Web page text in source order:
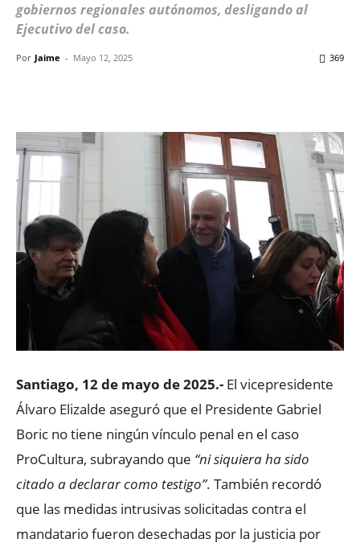
gobiernos regionales autónomos, desligando al
Ejecutivo del caso.
Por Jaime - Mayo 12, 2025 369
Santiago, 12 de mayo de 2025.- El vicepresidente
Álvaro Elizalde aseguró que el Presidente Gabriel
Boric no tiene ningún vínculo penal en el caso
ProCultura, subrayando que “ni siquiera ha sido
citado a declarar como testigo”. También recordó
que las medidas intrusivas solicitadas contra el
mandatario fueron desechadas por la justicia por